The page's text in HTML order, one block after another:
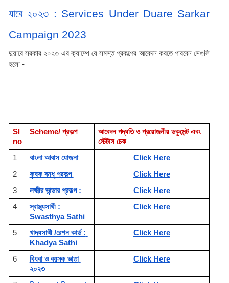
যাবে ২০২৩ : Services Under Duare Sarkar
Campaign 2023
দুয়ারে সরকার ২০২৩ এর ক্যাম্পে যে সমস্ত প্রকল্পের আবেদন করতে পারবেন সেগুলি
হলো -
Sl
no
Scheme/ প্রকল্প
আবেদন পদ্ধতি ও প্রয়োজনীয় ডকুমেন্ট এবং
স্টেটাস চেক
1
বাংলা আবাস যোজনা
Click Here
2
কৃষক বন্ধু প্রকল্প
Click Here
3
লক্ষ্মীর ভান্ডার প্রকল্প :
Click Here
4
স্বাস্থ্যসাথী :
Swasthya Sathi
Click Here
5
খাদ্যসাথী /রেশন কার্ড :
Khadya Sathi
Click Here
6
বিধবা ও বয়স্ক ভাতা
২০২৩
Click Here